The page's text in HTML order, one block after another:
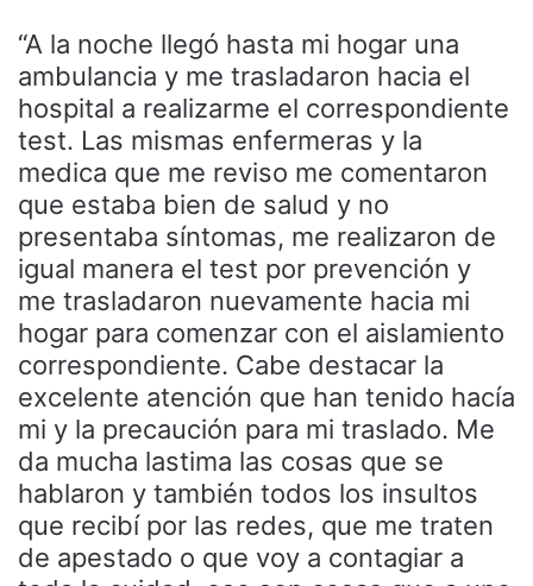
“A la noche llegó hasta mi hogar una
ambulancia y me trasladaron hacia el
hospital a realizarme el correspondiente
test. Las mismas enfermeras y la
medica que me reviso me comentaron
que estaba bien de salud y no
presentaba síntomas, me realizaron de
igual manera el test por prevención y
me trasladaron nuevamente hacia mi
hogar para comenzar con el aislamiento
correspondiente. Cabe destacar la
excelente atención que han tenido hacía
mi y la precaución para mi traslado. Me
da mucha lastima las cosas que se
hablaron y también todos los insultos
que recibí por las redes, que me traten
de apestado o que voy a contagiar a